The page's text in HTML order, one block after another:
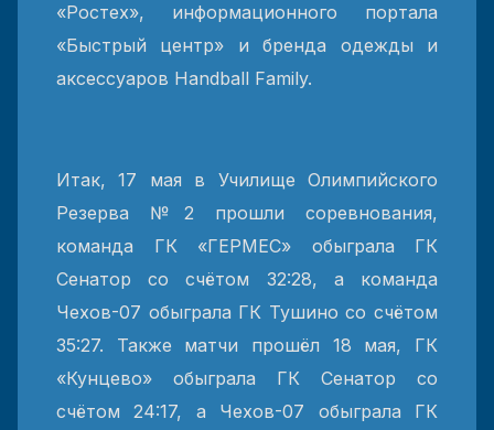
«Ростех», информационного портала
«Быстрый центр» и бренда одежды и
аксессуаров Handball Family.
Итак, 17 мая в Училище Олимпийского
Резерва №2 прошли соревнования,
команда ГК «ГЕРМЕС» обыграла ГК
Сенатор со счётом 32:28, а команда
Чехов-07 обыграла ГК Тушино со счётом
35:27. Также матчи прошёл 18 мая, ГК
«Кунцево» обыграла ГК Сенатор со
счётом 24:17, а Чехов-07 обыграла ГК